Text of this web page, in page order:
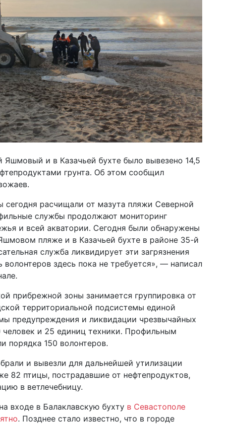
Яшмовый и в Казачьей бухте было вывезено 14,5
грунта. Об этом сообщил
сегодня расчищали от мазута пляжи Северной
службы продолжают мониторинг
и всей акватории. Сегодня были обнаружены
пляже и в Казачьей бухте в районе 35-й
служба ликвидирует эти загрязнения
здесь пока не требуется», — написал
прибрежной зоны занимается группировка от
территориальной подсистемы единой
предупреждения и ликвидации чрезвычайных
человек и 25 единиц техники. Профильным
порядка 150 волонтеров.
и вывезли для дальнейшей утилизации
82 птицы, пострадавшие от нефтепродуктов,
в ветлечебницу.
входе в Балаклавскую бухту в Севастополе
. Позднее стало известно, что в городе